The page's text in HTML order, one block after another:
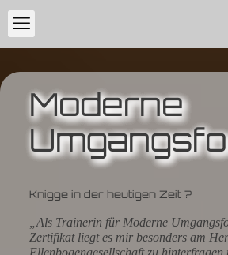
Moderne
Knigge in der heutigen Zeit ?
„Als Trainerin für Moderne
Zertifikat liegt es mir besonders am
Ellenbogengesellschaft zu hinterfragen